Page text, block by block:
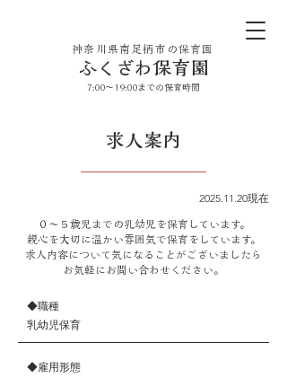
ふくざわ保育園
神奈川県南足柄市の保育園
7:00〜19:00までの保育時間
​求人案内
2025.11.20現在
０～５歳児までの乳幼児を保育しています。
​親心を大切に温かい雰囲気で保育をしています。
求人内容について気になることがございましたら
​お気軽にお問い合わせください。
◆職種
乳幼児保育
◆雇用形態